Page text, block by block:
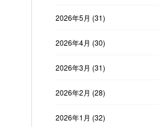
2026年5月 (31)
2026年4月 (30)
2026年3月 (31)
2026年2月 (28)
2026年1月 (32)